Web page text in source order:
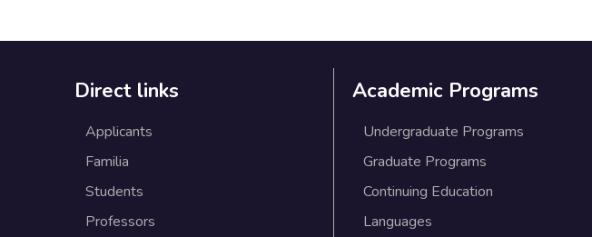
Direct links
Applicants
Familia
Students
Professors
Academic Programs
Undergraduate Programs
Graduate Programs
Continuing Education
Languages